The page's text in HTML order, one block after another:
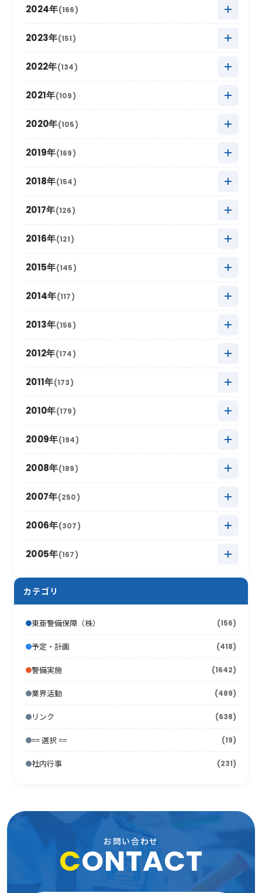
2025年12月 (9)
2025年11月
2025年10月
2025年9月 (10)
2025年7月 (16)
2025年6月 (8)
2025年5月 (22)
2025年4月
2025年3月
2025年2月 (6)
2024年(166)
2024年12月 (8)
2024年11月
2024年10月
2024年9月 (12)
2024年7月 (18)
2024年6月 (6)
2024年5月 (18)
2024年4月
2024年3月
2024年2月 (5)
2023年(151)
2023年12月 (5)
2023年11月
2023年10月
2023年9月 (11)
2023年7月 (12)
2023年6月 (6)
2023年5月 (21)
2023年4月
2023年3月
2023年2月 (8)
2022年(134)
2022年12月 (11)
2022年11月
2022年10月
2022年9月 (12)
2022年7月 (9)
2022年6月 (2)
2022年5月 (11)
2022年4月
2022年3月
2022年2月 (6)
2021年(109)
2021年12月 (3)
2021年11月
2021年10月
2021年9月 (5)
2021年7月 (9)
2021年6月 (6)
2021年5月 (9)
2021年4月
2021年3月
2021年2月 (7)
2020年(105)
2020年12月 (4)
2020年11月
2020年10月
2020年9月 (4)
2020年7月 (8)
2020年6月 (4)
2020年5月 (8)
2020年4月
2020年3月
2020年2月 (15)
2019年(169)
2019年12月 (9)
2019年11月
2019年10月
2019年9月 (12)
2019年7月 (16)
2019年6月 (4)
2019年5月 (20)
2019年4月
2019年3月
2019年2月 (6)
2018年(154)
2018年12月 (10)
2018年11月
2018年10月
2018年9月 (16)
2018年7月 (11)
2018年6月 (6)
2018年5月 (16)
2018年4月
2018年3月
2018年2月 (10)
2017年(126)
2017年12月 (7)
2017年11月
2017年10月
2017年9月 (6)
2017年7月 (11)
2017年6月 (4)
2017年5月 (15)
2017年4月
2017年3月
2017年2月 (4)
2016年(121)
2016年12月 (4)
2016年11月
2016年10月
2016年9月 (9)
2016年7月 (13)
2016年6月 (7)
2016年5月 (16)
2016年4月
2016年3月
2016年2月 (6)
2015年(145)
2015年12月 (4)
2015年11月
2015年10月
2015年9月 (15)
2015年7月 (14)
2015年6月 (9)
2015年5月 (17)
2015年4月
2015年3月
2015年2月 (7)
2014年(117)
2014年12月 (10)
2014年11月
2014年10月
2014年9月 (13)
2014年7月 (8)
2014年6月 (8)
2014年5月 (12)
2014年4月
2014年3月
2014年1月
2013年(156)
2013年12月 (8)
2013年11月
2013年10月
2013年9月 (17)
2013年7月 (19)
2013年6月 (12)
2013年5月 (16)
2013年4月
2013年2月
2013年1月 (7)
2012年(174)
2012年12月 (11)
2012年11月
2012年10月
2012年9月 (18)
2012年7月 (17)
2012年6月 (17)
2012年5月 (16)
2012年4月 (12)
2012年2月 (11)
2012年1月 (10)
2011年(173)
2011年12月 (14)
2011年11月
2011年10月
2011年9月 (17)
2011年7月 (21)
2011年6月 (9)
2011年5月 (11)
2011年4月 (12)
2011年3月 (13)
2011年1月 (12)
2010年(179)
2010年12月 (15)
2010年11月
2010年10月
2010年9月 (19)
2010年7月 (12)
2010年6月
2010年4月 (15)
2010年3月 (18)
2010年2月 (7)
2010年1月 (13)
2009年(194)
2009年12月 (15)
2009年11月
2009年10月
2009年9月 (22)
2009年7月
2009年5月 (16)
2009年3月 (22)
2009年2月 (15)
2009年1月 (16)
2008年(189)
2008年12月 (10)
2008年11月
2008年10月
2008年8月
2008年7月 (15)
2008年6月 (10)
2008年5月 (21)
2008年4月 (11)
2008年3月 (26)
2008年2月 (15)
2008年1月 (10)
2007年(250)
2007年12月 (17)
2007年11月
2007年9月
2007年8月 (22)
2007年7月 (21)
2007年6月 (17)
2007年5月 (24)
2007年4月 (21)
2007年3月 (31)
2007年2月 (33)
2006年(307)
2006年12月 (30)
2006年11月 (20)
2006年9月 (44)
2006年8月 (26)
2006年7月 (22)
2006年6月 (26)
2006年5月 (23)
2006年4月
2006年1月
2005年(167)
2005年12月 (19)
2005年11月 (24)
2005年10月 (13)
2005年8月 (14)
2005年7月 (8)
2005年6月 (9)
2005年5月 (11)
2005年1月
カテゴリ
東亜警備保障（株） (156)
予定・計画 (418)
警備実施 (1642)
業界活動 (489)
リンク (638)
== 選択 == (19)
社内行事 (231)
お問い合わせ
CONTACT